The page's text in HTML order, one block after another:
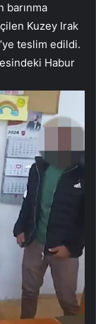
barınma
Kuzey Irak
teslim edildi.
Habur